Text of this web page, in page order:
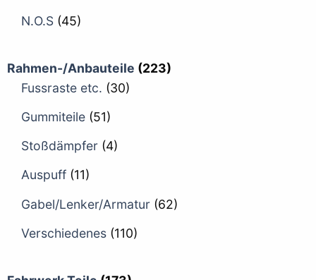
N.O.S (45)
Rahmen-/Anbauteile (223)
Fussraste etc. (30)
Gummiteile (51)
Stoßdämpfer (4)
Auspuff (11)
Gabel/Lenker/Armatur (62)
Verschiedenes (110)